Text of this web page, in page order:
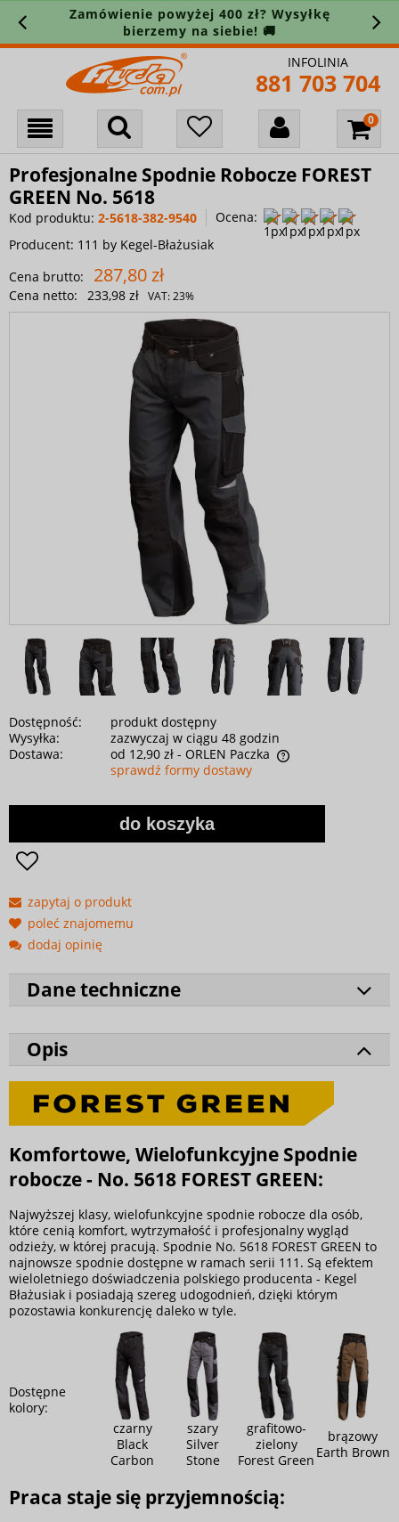
Zamówienie powyżej 400 zł? Wysyłkę
bierzemy na siebie! 🚚
INFOLINIA
881 703 704
Profesjonalne Spodnie Robocze FOREST
GREEN No. 5618
Kod produktu: 2-5618-382-9540
Ocena:
Producent: 111 by Kegel-Błażusiak
Cena brutto:
287,80 zł
Cena netto: 233,98 zł VAT:23%
Dostępność:
produkt dostępny
Wysyłka:
zazwyczaj w ciągu 48 godzin
Dostawa:
od 12,90 zł - ORLEN Paczka
sprawdź formy dostawy
do koszyka
zapytaj o produkt
poleć znajomemu
dodaj opinię
Dane techniczne
Opis
Komfortowe, Wielofunkcyjne Spodnie
robocze - No. 5618 FOREST GREEN:
Najwyższej klasy, wielofunkcyjne spodnie robocze dla osób,
które cenią komfort, wytrzymałość i profesjonalny wygląd
odzieży, w której pracują. Spodnie No. 5618 FOREST GREEN to
najnowsze spodnie dostępne w ramach serii 111. Są efektem
wieloletniego doświadczenia polskiego producenta - Kegel
Błażusiak i posiadają szereg udogodnień, dzięki którym
pozostawia konkurencję daleko w tyle.
Dostępne
kolory:
czarny
Black
Carbon
szary
Silver
Stone
grafitowo-
zielony
Forest Green
brązowy
Earth Brown
Praca staje się przyjemnością: